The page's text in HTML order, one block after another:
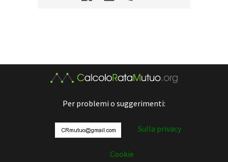
Per problemi o suggerimenti:
Sulla privacy
Cookie